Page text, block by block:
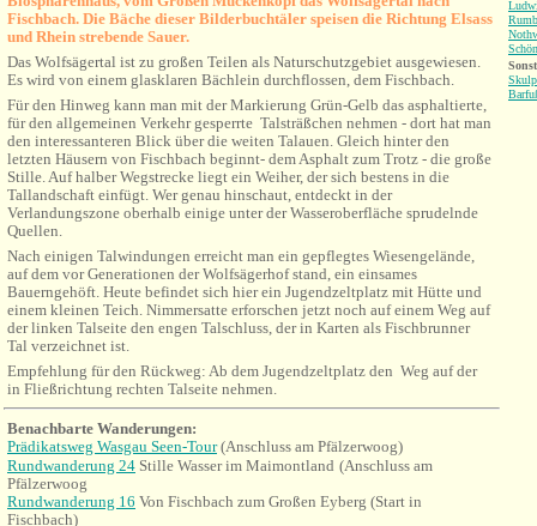
Fischbach. Die Bäche dieser Bilderbuchtäler speisen die Richtung Elsass
und Rhein strebende Sauer.
Das Wolfsägertal ist zu großen Teilen als Naturschutzgebiet ausgewiesen.
Es wird von einem glasklaren Bächlein durchflossen, dem Fischbach.
Für den Hinweg kann man mit der Markierung Grün-Gelb das asphaltierte,
für den allgemeinen Verkehr gesperrte Talsträßchen nehmen - dort hat man
den interessanteren Blick über die weiten Talauen. Gleich hinter den
letzten Häusern von Fischbach beginnt- dem Asphalt zum Trotz - die große
Stille. Auf halber Wegstrecke liegt ein Weiher, der sich bestens in die
Tallandschaft einfügt. Wer genau hinschaut, entdeckt in der
Verlandungszone oberhalb einige unter der Wasseroberfläche sprudelnde
Quellen.
Nach einigen Talwindungen erreicht man ein gepflegtes Wiesengelände,
auf dem vor Generationen der Wolfsägerhof stand, ein einsames
Bauerngehöft. Heute befindet sich hier ein Jugendzeltplatz mit Hütte und
einem kleinen Teich. Nimmersatte erforschen jetzt noch auf einem Weg auf
der linken Talseite den engen Talschluss, der in Karten als Fischbrunner
Tal verzeichnet ist.
Empfehlung für den Rückweg: Ab dem Jugendzeltplatz den Weg auf der
in Fließrichtung rechten Talseite nehmen.
Benachbarte Wanderungen:
Prädikatsweg Wasgau Seen-Tour(Anschluss am Pfälzerwoog)
Rundwanderung 24 Stille Wasser im Maimontland (Anschluss am
Pfälzerwoog
Rundwanderung 16 Von Fischbach zum Großen Eyberg (Start in
Fischbach)